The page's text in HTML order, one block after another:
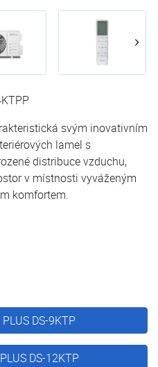
svým inovativním
lamel s
distribuce vzduchu,
v místnosti vyváženým
komfortem.
DS-9KTP
DS-12KTP